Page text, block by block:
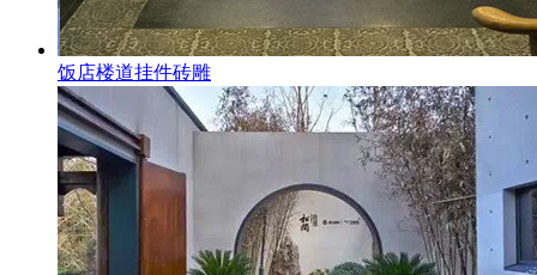
饭店楼道挂件砖雕